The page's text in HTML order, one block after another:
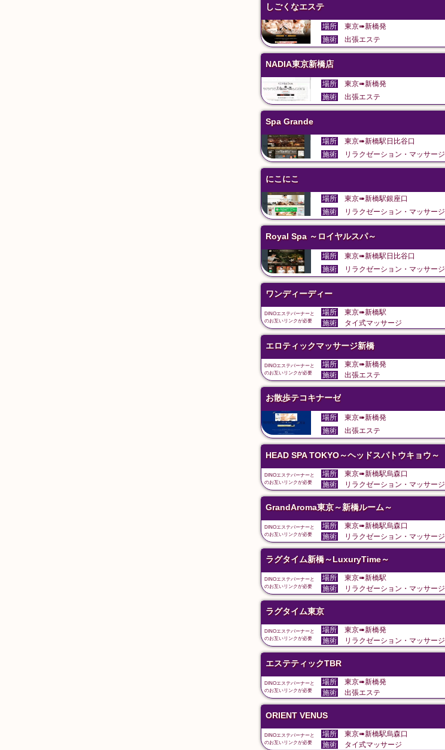
しごくなエステ
場所 東京➠新橋発
施術 出張エステ
NADIA東京新橋店
場所 東京➠新橋発
施術 出張エステ
Spa Grande
場所 東京➠新橋駅日比谷口
施術 リラクゼーション・マッサージ
にこにこ
場所 東京➠新橋駅銀座口
施術 リラクゼーション・マッサージ
Royal Spa ～ロイヤルスパ～
場所 東京➠新橋駅日比谷口
施術 リラクゼーション・マッサージ
ワンディーディー
DINOエステバーナーと
のお互いリンクが必要
場所 東京➠新橋駅
施術 タイ式マッサージ
エロティックマッサージ新橋
DINOエステバーナーと
のお互いリンクが必要
場所 東京➠新橋発
施術 出張エステ
お散歩テコキナーゼ
場所 東京➠新橋発
施術 出張エステ
HEAD SPA TOKYO～ヘッドスパトウキョウ～
DINOエステバーナーと
のお互いリンクが必要
場所 東京➠新橋駅烏森口
施術 リラクゼーション・マッサージ
GrandAroma東京～新橋ルーム～
DINOエステバーナーと
のお互いリンクが必要
場所 東京➠新橋駅烏森口
施術 リラクゼーション・マッサージ
ラグタイム新橋～LuxuryTime～
DINOエステバーナーと
のお互いリンクが必要
場所 東京➠新橋駅
施術 リラクゼーション・マッサージ
ラグタイム東京
DINOエステバーナーと
のお互いリンクが必要
場所 東京➠新橋発
施術 リラクゼーション・マッサージ
エステティックTBR
DINOエステバーナーと
のお互いリンクが必要
場所 東京➠新橋発
施術 出張エステ
ORIENT VENUS
DINOエステバーナーと
のお互いリンクが必要
場所 東京➠新橋駅烏森口
施術 タイ式マッサージ